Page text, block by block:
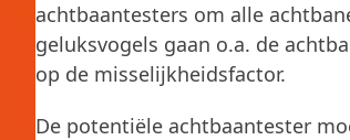
achtbaantesters om alle
geluksvogels gaan o.a. de
op de misselijkheidsfactor.
De potentiële achtbaantester